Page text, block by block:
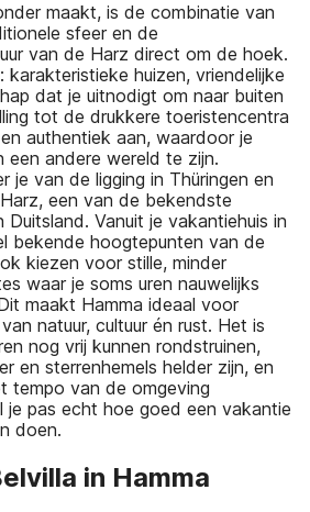
maakt, is de combinatie van
sfeer en de
van de Harz direct om de hoek.
huizen, vriendelijke
dat je uitnodigt om naar buiten
tot de drukkere toeristencentra
authentiek aan, waardoor je
andere wereld te zijn.
je van de ligging in Thüringen en
een van de bekendste
Vanuit je vakantiehuis in
bekende hoogtepunten van de
kiezen voor stille, minder
waar je soms uren nauwelijks
maakt Hamma ideaal voor
natuur, cultuur én rust. Het is
nog vrij kunnen rondstruinen,
en sterrenhemels helder zijn, en
tempo van de omgeving
je pas echt hoe goed een vakantie
doen.
in Hamma